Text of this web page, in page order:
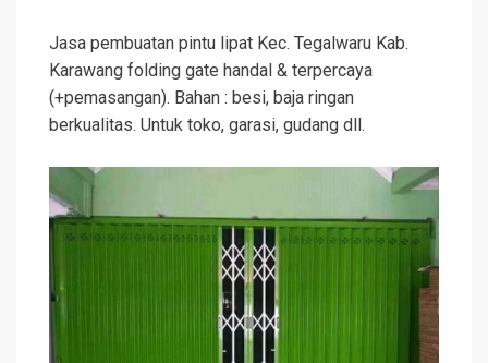
Jasa pembuatan pintu lipat Kec. Tegalwaru Kab.
Karawang folding gate handal & terpercaya
(+pemasangan). Bahan : besi, baja ringan
berkualitas. Untuk toko, garasi, gudang dll.